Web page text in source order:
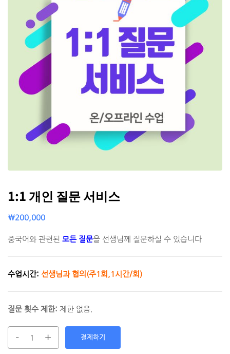
1:1 개인 질문 서비스
₩200,000
중국어와 관련된 모든 질문을 선생님께 질문하실 수 있습니다
수업시간: 선생님과 협의(주1회,1시간/회)
질문 횟수 제한: 제한 없음.
- + 결제하기